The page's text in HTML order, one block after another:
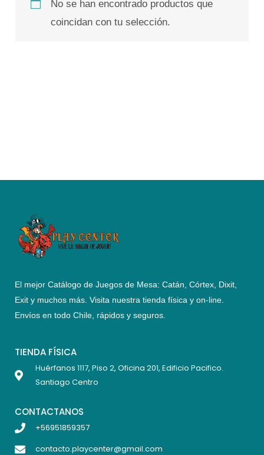
No se han encontrado productos que
coincidan con tu selección.
El mejor Catálogo de Juegos de Mesa: Catán, Córtex, Dixit,
Exit y muchos más. Visita nuestra tienda física y on-line.
Envíos en todo Chile, rápidos y seguros
TIENDA FÍSICA
Huérfanos 1117, Piso 2, Oficina 201, Edificio Pacifico.
Santiago Centro
CONTACTANOS
+56951859357
contacto.playcenter@gmail.com